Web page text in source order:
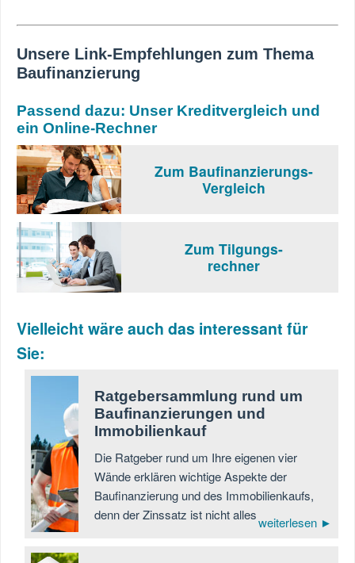
Unsere Link-Empfehlungen zum Thema
Baufinanzierung
Passend dazu: Unser Kreditvergleich und
ein Online-Rechner
Zum Baufinanzierungs-
Vergleich
Zum Tilgungs-
rechner
Vielleicht wäre auch das interessant für
Sie:
Ratgebersammlung rund um
Baufinanzierungen und
Immobilienkauf
Die Ratgeber rund um Ihre eigenen vier
Wände erklären wichtige Aspekte der
Baufinanzierung und des Immobilienkaufs,
denn der Zinssatz ist nicht allesweiterlesen ►